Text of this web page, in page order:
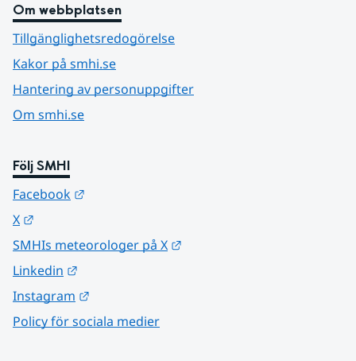
Om webbplatsen
Tillgänglighetsredogörelse
Kakor på smhi.se
Hantering av personuppgifter
Om smhi.se
Följ SMHI
Facebook
X
SMHIs meteorologer på X
Linkedin
Instagram
Policy för sociala medier